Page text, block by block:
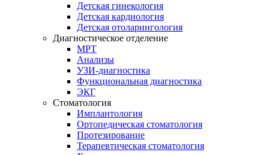
Детская гинекология
Детская кардиология
Детская отоларингология
Диагностическое отделение
МРТ
Анализы
УЗИ-диагностика
Функциональная диагностика
ЭКГ
Стоматология
Имплантология
Ортопедическая стоматология
Протезирование
Терапевтическая стоматология